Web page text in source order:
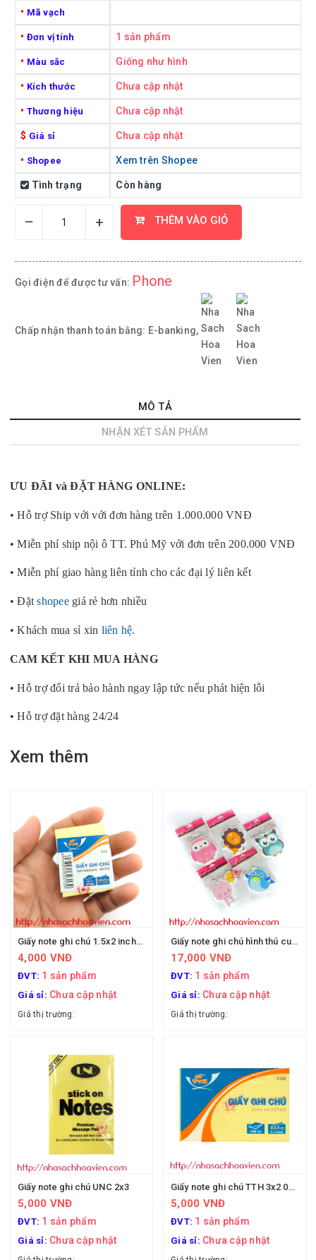
• Mã vạch
• Đơn vị tính 1 sản phẩm
• Màu sắc Giống như hình
• Kích thước Chưa cập nhật
• Thương hiệu Chưa cập nhật
$ Giá sỉ Chưa cập nhật
• Shopee Xem trên Shopee
Tình trạng Còn hàng
– + THÊM VÀO GIỎ
Gọi điện để được tư vấn: Phone
Chấp nhận thanh toán bằng: E-banking,
MÔ TẢ
NHẬN XÉT SẢN PHẨM
ƯU ĐÃI và ĐẶT HÀNG ONLINE:
• Hỗ trợ Ship với với đơn hàng trên 1.000.000 VNĐ
• Miễn phí ship nội ô TT. Phú Mỹ với đơn trên 200.000 VNĐ
• Miễn phí giao hàng liên tỉnh cho các đại lý liên kết
• Đặtshopeegiá rẻ hơn nhiều
• Khách mua sỉ xin liên hệ.
CAM KẾT KHI MUA HÀNG
• Hỗ trợ đổi trả bảo hành ngay lập tức nếu phát hiện lỗi
• Hỗ trợ đặt hàng 24/24
Xem thêm
Giấy note ghi chú 1.5x2 inches TTH (mini)
4,000 VNĐ
ĐVT: 1 sản phẩm
Giá sỉ: Chưa cập nhật
Giá thị trường:
Giấy note ghi chú hình thú cute
17,000 VNĐ
ĐVT: 1 sản phẩm
Giá sỉ: Chưa cập nhật
Giá thị trường:
Giấy note ghi chú UNC 2x3
5,000 VNĐ
ĐVT: 1 sản phẩm
Giá sỉ: Chưa cập nhật
Giấy note ghi chú TTH 3x2 0123
5,000 VNĐ
ĐVT: 1 sản phẩm
Giá sỉ: Chưa cập nhật